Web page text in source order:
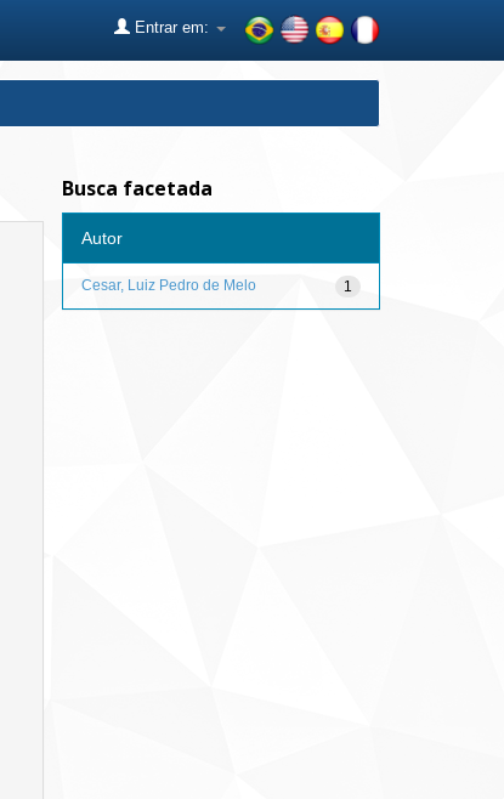
Entrar em:
Busca facetada
Autor
1
Cesar, Luiz Pedro de Melo